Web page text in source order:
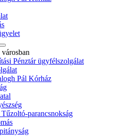
Pénztár ügyfélszolgálat
Pál Kórház
parancsnokság